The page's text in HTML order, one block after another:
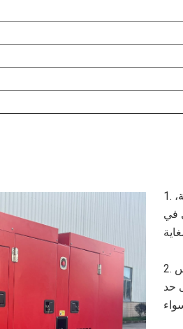
1. ضمان الأداء المتسق في درجات الحرارة المرتفعة للغاية،
في
2. مصمم للعمل بهدوء، مما يوفر بيئة هادئة دون المساس
حد